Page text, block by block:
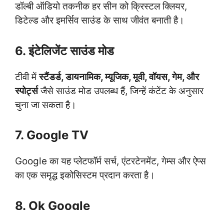
डॉल्बी ऑडियो तकनीक हर सीन को क्रिस्टल क्लियर,
डिटेल्ड और इमर्सिव साउंड के साथ जीवंत बनाती है।
6. इंटेलिजेंट साउंड मोड
टीवी मेंस्टैंडर्ड, डायनामिक, म्यूजिक, मूवी, वॉयस, गेम, और
स्पोर्ट्सजैसे साउंड मोड उपलब्ध हैं, जिन्हें कंटेंट के अनुसार
चुना जा सकता है।
7. Google TV
Google का यह प्लेटफॉर्म सर्च, एंटरटेनमेंट, गेम्स और ऐप्स
का एक समृद्ध इकोसिस्टम प्रदान करता है।
8. Ok Google